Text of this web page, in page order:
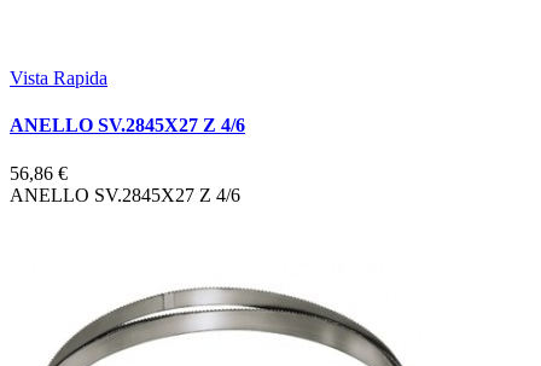
Vista Rapida
ANELLO SV.2845X27 Z 4/6
56,86 €
ANELLO SV.2845X27 Z 4/6